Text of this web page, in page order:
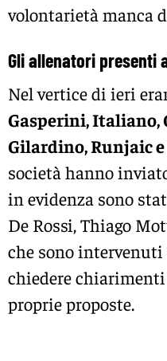
volontarietà manca
Gli allenatori presenti
Nel vertice di ieri
Gasperini, Italiano,
Gilardino, Runjaic e
società hanno
in evidenza sono
De Rossi, Thiago
che sono
chiedere chiarimenti
proprie proposte.